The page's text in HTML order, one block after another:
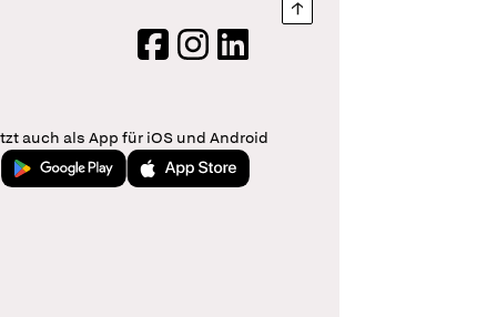
Nach oben springen
FacebookInstagram
LinkedIn
auch als App für iOS und Android
Jetzt bei Google PlayLaden im App Store